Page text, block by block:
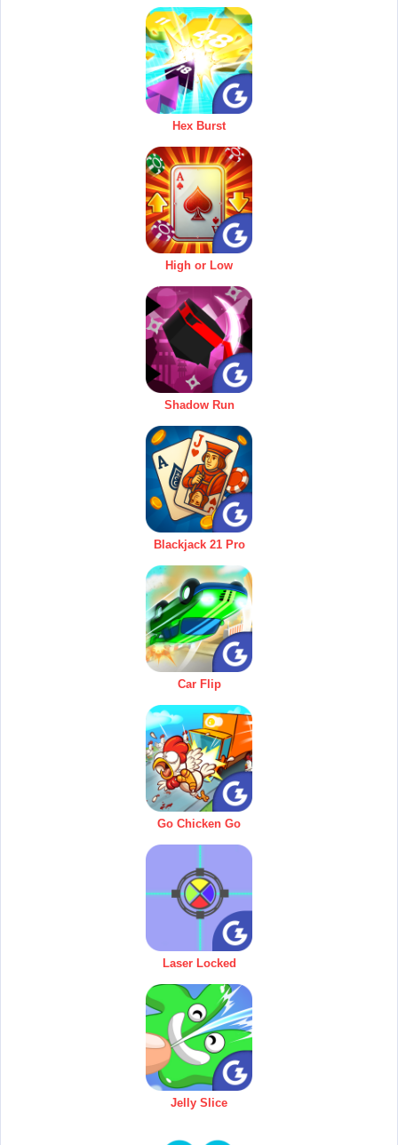
Hex Burst
High or Low
Shadow Run
Blackjack 21 Pro
Car Flip
Go Chicken Go
Laser Locked
Jelly Slice